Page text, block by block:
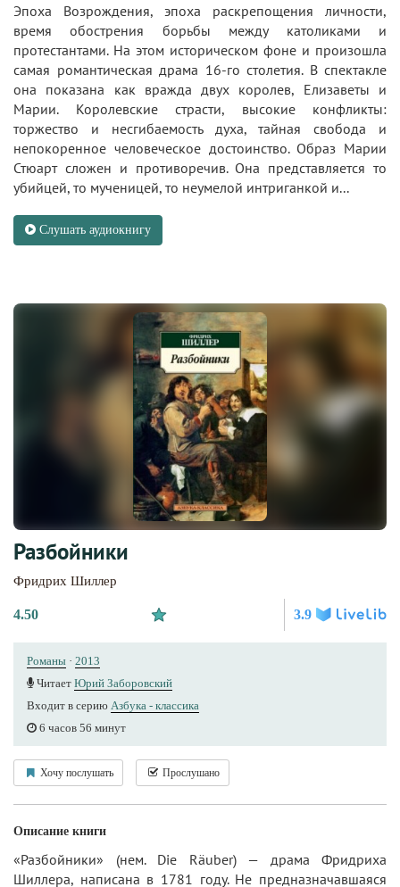
Эпоха Возрождения, эпоха раскрепощения личности,
время обострения борьбы между католиками и
протестантами. На этом историческом фоне и произошла
самая романтическая драма 16-го столетия. В спектакле
она показана как вражда двух королев, Елизаветы и
Марии. Королевские страсти, высокие конфликты:
торжество и несгибаемость духа, тайная свобода и
непокоренное человеческое достоинство. Образ Марии
Стюарт сложен и противоречив. Она представляется то
убийцей, то мученицей, то неумелой интриганкой и...
Слушать аудиокнигу
Разбойники
Фридрих Шиллер
4.50 3.9
Романы · 2013
Читает Юрий Заборовский
Входит в серию Азбука - классика
6 часов 56 минут
Хочу послушать Прослушано
Описание книги
«Разбойники» (нем. Die Räuber) — драма Фридриха
Шиллера, написана в 1781 году. Не предназначавшаяся